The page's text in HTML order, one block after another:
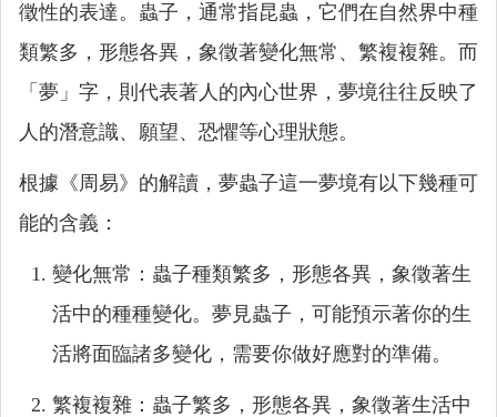
徵性的表達。蟲子，通常指昆蟲，它們在自然界中種
類繁多，形態各異，象徵著變化無常、繁複複雜。而
「夢」字，則代表著人的內心世界，夢境往往反映了
人的潛意識、願望、恐懼等心理狀態。
根據《周易》的解讀，夢蟲子這一夢境有以下幾種可
能的含義：
變化無常：蟲子種類繁多，形態各異，象徵著生
活中的種種變化。夢見蟲子，可能預示著你的生
活將面臨諸多變化，需要你做好應對的準備。
繁複複雜：蟲子繁多，形態各異，象徵著生活中